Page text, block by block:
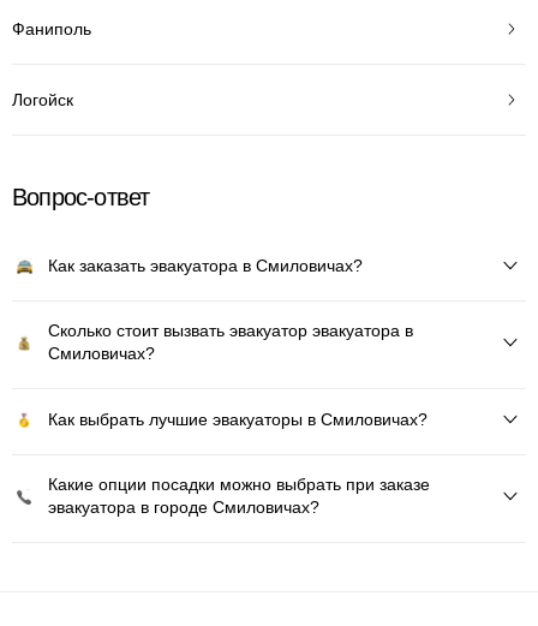
Фаниполь
Логойск
Вопрос-ответ
Как заказать эвакуатора в Смиловичах?
Сколько стоит вызвать эвакуатор эвакуатора в
Смиловичах?
Как выбрать лучшие эвакуаторы в Смиловичах?
Какие опции посадки можно выбрать при заказе
эвакуатора в городе Смиловичах?